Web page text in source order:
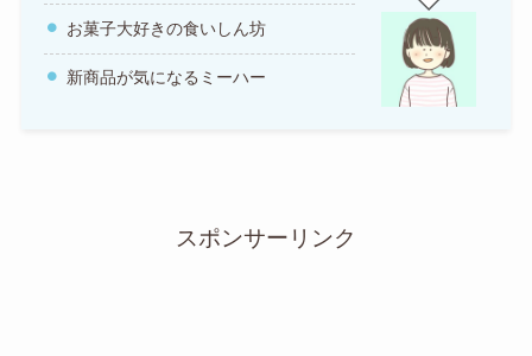
お菓子大好きの食いしん坊
新商品が気になるミーハー
スポンサーリンク